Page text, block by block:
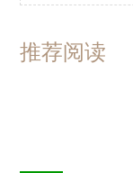
推荐阅读